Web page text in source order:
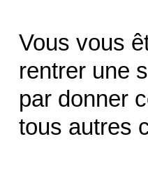
Vous vous
rentrer une
par donner
tous autres